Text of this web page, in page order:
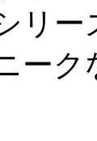
リー
ーク